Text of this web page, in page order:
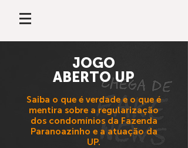
JOGO
ABERTO UP
Saiba o que é verdade e o que é
mentira sobre a regularização
dos condomínios da Fazenda
Paranoazinho e a atuação da
UP.